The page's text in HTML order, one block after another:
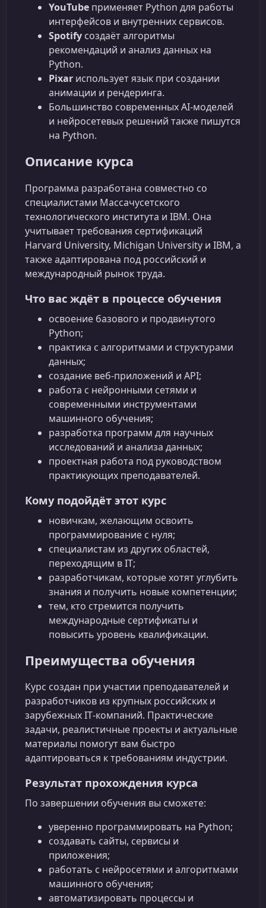
YouTube применяет Python для работы
интерфейсов и внутренних сервисов.
Spotify создаёт алгоритмы
рекомендаций и анализ данных на
Python.
Pixar использует язык при создании
анимации и рендеринга.
Большинство современных AI‑моделей
и нейросетевых решений также пишутся
на Python.
Описание курса
Программа разработана совместно со
специалистами Массачусетского
технологического института и IBM. Она
учитывает требования сертификаций
Harvard University, Michigan University и IBM, а
также адаптирована под российский и
международный рынок труда.
Что вас ждёт в процессе обучения
освоение базового и продвинутого
Python;
практика с алгоритмами и структурами
данных;
создание веб‑приложений и API;
работа с нейронными сетями и
современными инструментами
машинного обучения;
разработка программ для научных
исследований и анализа данных;
проектная работа под руководством
практикующих преподавателей.
Кому подойдёт этот курс
новичкам, желающим освоить
программирование с нуля;
специалистам из других областей,
переходящим в IT;
разработчикам, которые хотят углубить
знания и получить новые компетенции;
тем, кто стремится получить
международные сертификаты и
повысить уровень квалификации.
Преимущества обучения
Курс создан при участии преподавателей и
разработчиков из крупных российских и
зарубежных IT‑компаний. Практические
задачи, реалистичные проекты и актуальные
материалы помогут вам быстро
адаптироваться к требованиям индустрии.
Результат прохождения курса
По завершении обучения вы сможете:
уверенно программировать на Python;
создавать сайты, сервисы и
приложения;
работать с нейросетями и алгоритмами
машинного обучения;
автоматизировать процессы и